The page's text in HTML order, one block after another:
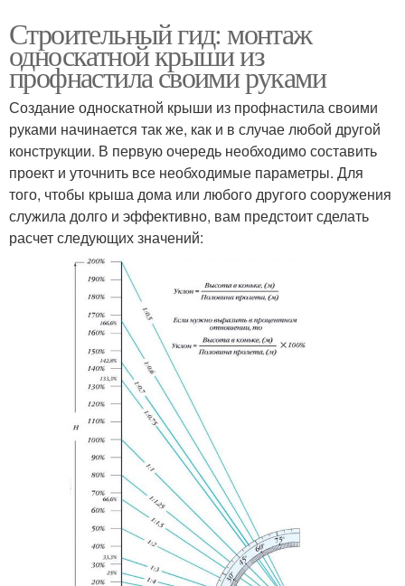
Строительный гид: монтаж
односкатной крыши из
профнастила своими руками
Создание односкатной крыши из профнастила своими
руками начинается так же, как и в случае любой другой
конструкции. В первую очередь необходимо составить
проект и уточнить все необходимые параметры. Для
того, чтобы крыша дома или любого другого сооружения
служила долго и эффективно, вам предстоит сделать
расчет следующих значений: